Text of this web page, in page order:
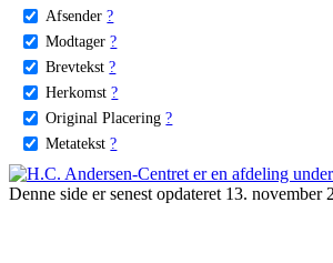
Afsender ?
Modtager ?
Brevtekst ?
Herkomst ?
Original Placering ?
Metatekst ?
Denne side er senest opdateret 13.